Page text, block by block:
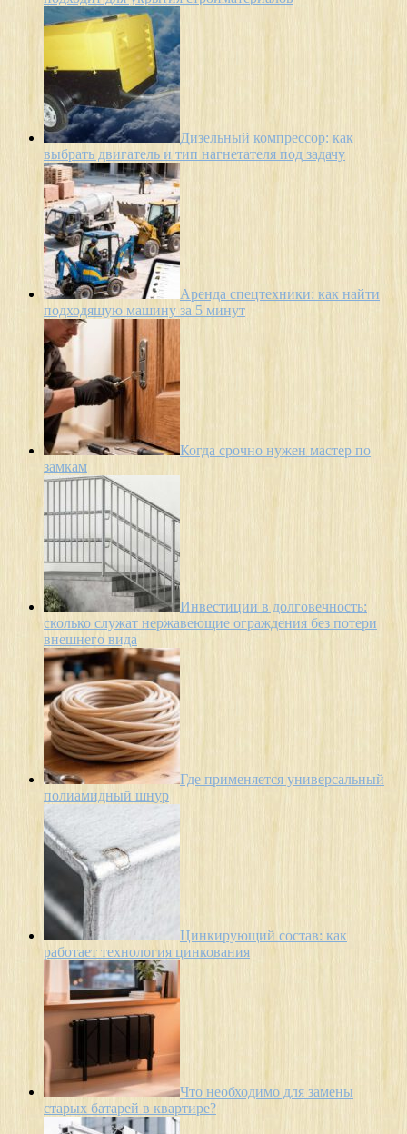
Дизельный компрессор: как
выбрать двигатель и тип нагнетателя под задачу
Аренда спецтехники: как найти
подходящую машину за 5 минут
Когда срочно нужен мастер по
замкам
Инвестиции в долговечность:
сколько служат нержавеющие ограждения без потери
внешнего вида
Где применяется универсальный
полиамидный шнур
Цинкирующий состав: как
работает технология цинкования
Что необходимо для замены
старых батарей в квартире?